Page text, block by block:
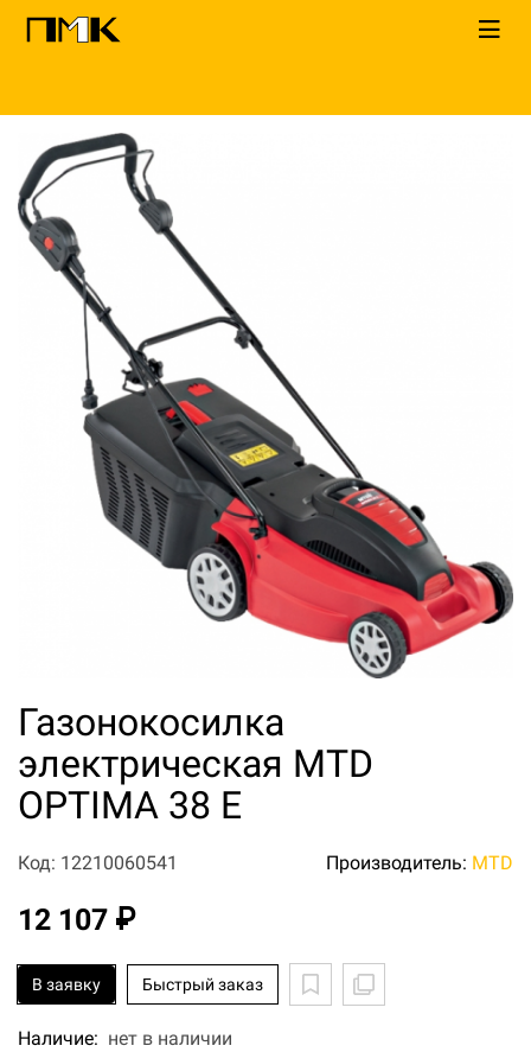
Газонокосилка
электрическая MTD
OPTIMA 38 E
Код: 12210060541 Производитель: MTD
12 107 ₽
В заявку Быстрый заказ
Наличие: нет в наличии